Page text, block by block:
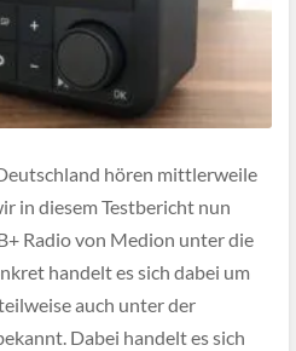
hören mittlerweile
in diesem Testbericht nun
Radio von Medion unter die
handelt es sich dabei um
auch unter der
Dabei handelt es sich